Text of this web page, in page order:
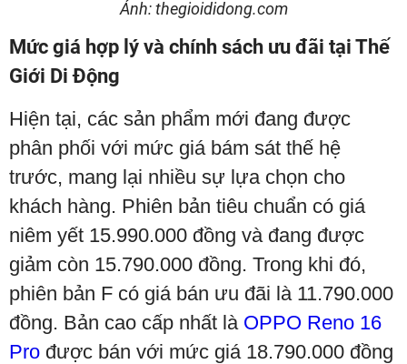
Ảnh: thegioididong.com
Mức giá hợp lý và chính sách ưu đãi tại Thế
Giới Di Động
Hiện tại, các sản phẩm mới đang được
phân phối với mức giá bám sát thế hệ
trước, mang lại nhiều sự lựa chọn cho
khách hàng. Phiên bản tiêu chuẩn có giá
niêm yết 15.990.000 đồng và đang được
giảm còn 15.790.000 đồng. Trong khi đó,
phiên bản F có giá bán ưu đãi là 11.790.000
đồng. Bản cao cấp nhất là OPPO Reno 16
Pro được bán với mức giá 18.790.000 đồng